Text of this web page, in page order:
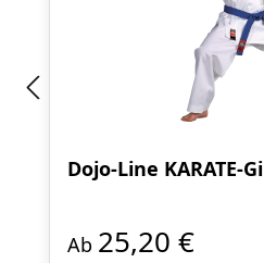
Dojo-Line KARATE-Gi
Ab 25,20 €